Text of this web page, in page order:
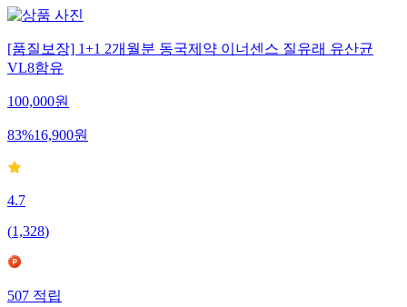
[품질보장] 1+1 2개월분 동국제약 이너센스 질유래 유산균
VL8함유
100,000원
83%16,900원
4.7
(1,328)
507 적립